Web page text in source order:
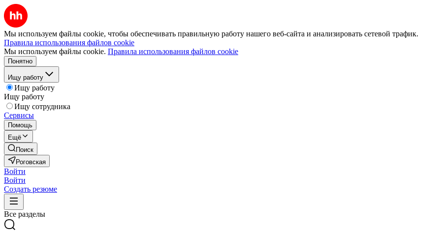
Мы используем файлы cookie, чтобы обеспечивать правильную работу нашего веб-сайта и анализировать сетевой трафик.
Правила использования файлов cookie
Мы используем файлы cookie. Правила использования файлов cookie
Понятно
Ищу работу
Ищу работу
Ищу работу
Ищу сотрудника
Сервисы
Помощь
Ещё
Поиск
Роговская
Войти
Войти
Создать резюме
Все разделы